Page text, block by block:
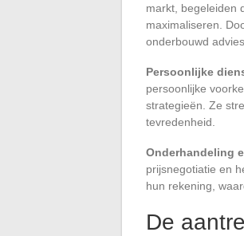
markt, begeleiden
maximaliseren.
onderbouwd advies.
Persoonlijke
persoonlijke
strategieën. Ze
tevredenheid.
Onderhandeling
prijsnegotiatie en
hun rekening,
De